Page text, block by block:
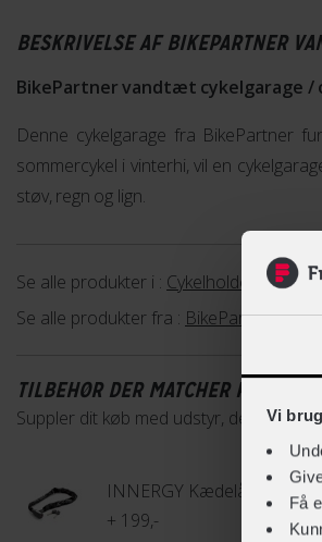
Vi
Få
BESKRIVELSE AF BIKEPARTNER
BikePartner vandtæt cykelgarage
Denne cykelgarage fra BikePartner
sommercykel i vinterhi, vil en
støv, regn og lign.
Se alle produkter i : Cykelholder
Se alle produkter fra : BikePartner
TILBEHØR DER MATCHER
Suppler dit køb med udstyr, der passer
+ 199,-